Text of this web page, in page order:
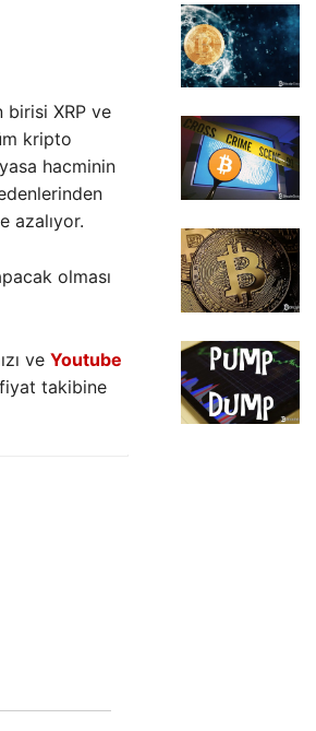
birisi XRP ve
kripto
hacminin
azalıyor.
olması
ve Youtube
fiyat takibine